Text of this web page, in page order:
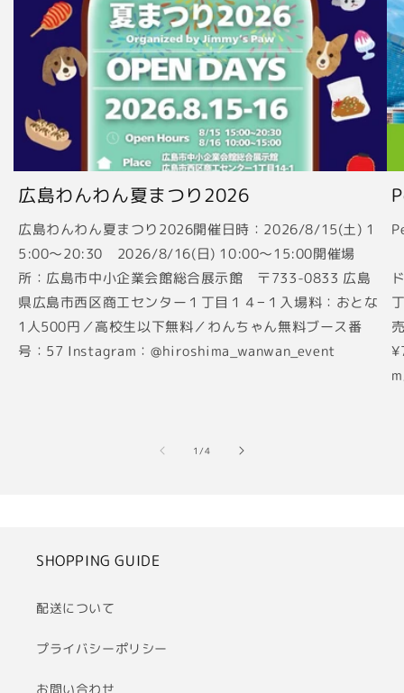
広島わんわん夏まつり2026
広島わんわん夏まつり2026開催日時：2026/8/15(土) 1
5:00〜20:30 2026/8/16(日) 10:00〜15:00開催場
所：広島市中小企業会館総合展示館 〒733-0833 広島
県広島市西区商工センター１丁目１４−１入場料：おとな
1人500円／高校生以下無料／わんちゃん無料ブース番
号：57 Instagram：@hiroshima_wanwan_event
1 /の
4
SHOPPING GUIDE
配送について
プライバシーポリシー
お問い合わせ